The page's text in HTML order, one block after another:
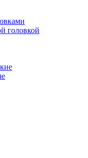
головкой